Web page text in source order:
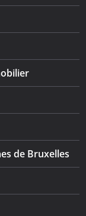
de Bruxelles